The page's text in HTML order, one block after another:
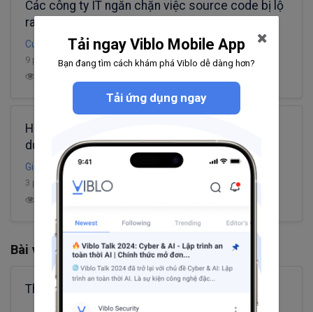
Các công ty IT ngăn chặn việc source code bị lộ
ra ngoài như thế nào?
Cuong Le Ngoc
9 phút đọc
Hướng dẫn đọc và ghi file excel trong Java sử
dụng thư viện Apache POI
Giang Phan
3 phút đọc
Bài viết khác từ Dao Dinh Cuong
Thanh điều chỉnh âm lượng trong Unity.
Tải ngay Viblo Mobile App
Bạn đang tìm cách khám phá Viblo dễ dàng hơn?
Tải ứng dụng ngay